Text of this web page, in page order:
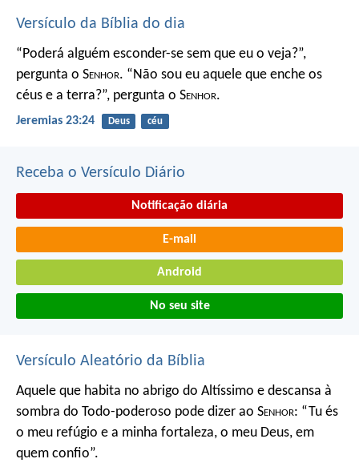
Versículo da Bíblia do dia
“Poderá alguém esconder-se sem que eu o veja?”,
pergunta o Senhor. “Não sou eu aquele que enche os
céus e a terra?”, pergunta o Senhor.
Jeremias 23:24 Deus céu
Receba o Versículo Diário
Notificação diária
E-mail
Android
No seu site
Versículo Aleatório da Bíblia
Aquele que habita no abrigo do Altíssimo e descansa à
sombra do Todo-poderoso pode dizer ao Senhor: “Tu és
o meu refúgio e a minha fortaleza, o meu Deus, em
quem confio”.